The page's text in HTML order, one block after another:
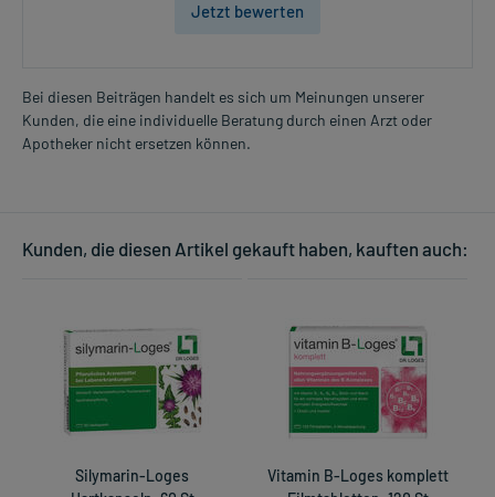
Jetzt bewerten
Bei diesen Beiträgen handelt es sich um Meinungen unserer
Kunden, die eine individuelle Beratung durch einen Arzt oder
Apotheker nicht ersetzen können.
Kunden, die diesen Artikel gekauft haben, kauften auch:
Silymarin-Loges
Vitamin B-Loges komplett